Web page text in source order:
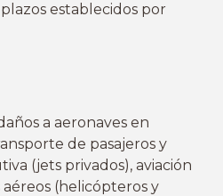
establecidos por
a aeronaves en
de pasajeros y
(jets privados), aviación
(helicópteros y